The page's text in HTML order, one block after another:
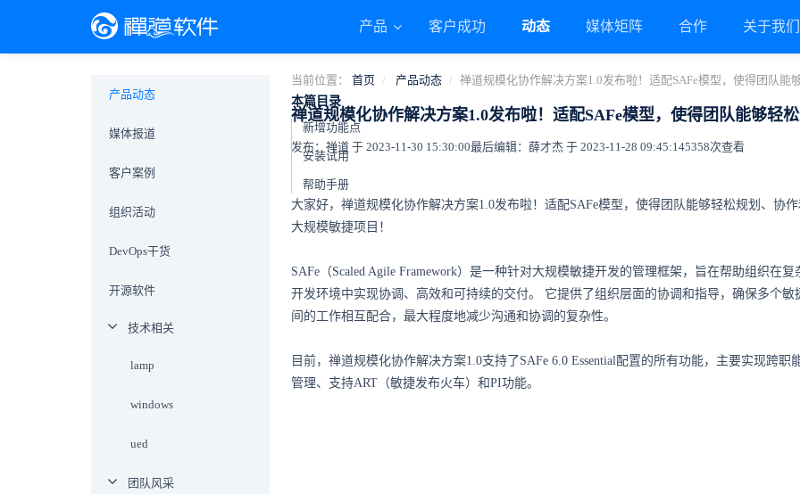
产品 客户成功 动态 媒体矩阵 合作 关于我
当前位置： 首页 产品动态 禅道规模化协作解决方案1.0发布啦！适配SAFe模型，使得团队能
禅道规模化协作解决方案1.0发布啦！适配SAFe模型，使得团队能够轻
发布：禅道 于 2023-11-30 15:30:00最后编辑：薛才杰 于 2023-11-28 09:45:145358次查看
本篇目录
新增功能点
安装试用
帮助手册
大家好，禅道规模化协作解决方案1.0发布啦！适配SAFe模型，使得团队能够轻松规划、协
大规模敏捷项目！
SAFe（Scaled Agile Framework）是一种针对大规模敏捷开发的管理框架，旨在帮助组织在复
开发环境中实现协调、高效和可持续的交付。
它提供了组织层面的协调和指导，确保多个敏
间的工作相互配合，最大程度地减少沟通和协调的复杂性。
目前，禅道规模化协作解决方案1.0支持了SAFe 6.0 Essential配置的所有功能，主要实现跨职
管理、支持ART（敏捷发布火车）和PI功能。
产品动态
媒体报道
客户案例
组织活动
DevOps干货
开源软件
技术相关
lamp
windows
ued
团队风采